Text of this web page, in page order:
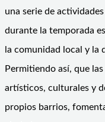
una serie de
durante la temporada
la comunidad local y la
Permitiendo así, que
artísticos, culturales y
propios barrios,